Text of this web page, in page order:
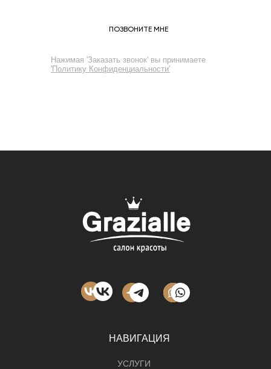
ПОЗВОНИТЕ МНЕ
Нажимая 'Заказать звонок' вы принимаете
'Политику Конфиденциальности'
НАВИГАЦИЯ
УСЛУГИ